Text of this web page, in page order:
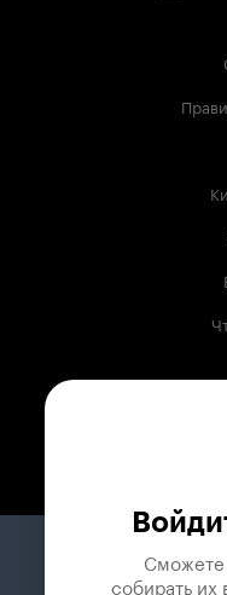
Сможете
собирать их